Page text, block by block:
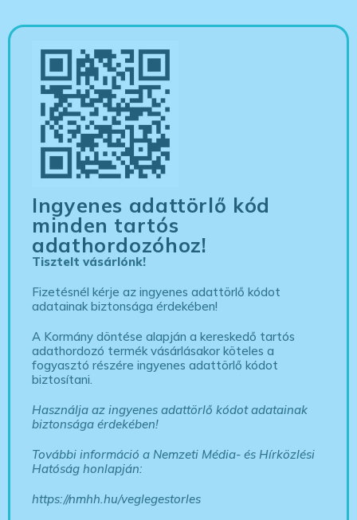
Ingyenes adattörlő kód
minden tartós
adathordozóhoz!
Tisztelt vásárlónk!
Fizetésnél kérje az ingyenes adattörlő kódot
adatainak biztonsága érdekében!
A Kormány döntése alapján a kereskedő tartós
adathordozó termék vásárlásakor köteles a
fogyasztó részére ingyenes adattörlő kódot
biztosítani.
Használja az ingyenes adattörlő kódot adatainak
biztonsága érdekében!
További információ a Nemzeti Média- és Hírközlési
Hatóság honlapján:
https://nmhh.hu/veglegestorles